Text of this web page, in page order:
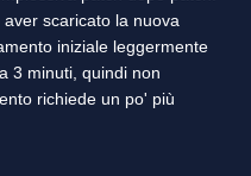
scaricato la nuova
iniziale leggermente
3 minuti, quindi non
richiede un po' più